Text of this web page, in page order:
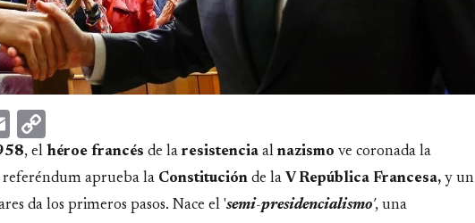
Email
Link
, el héroe francés de la resistencia al nazismo ve coronada la
referéndum aprueba la Constitución de la V República Francesa, y un
da los primeros pasos. Nace el 'semi-presidencialismo', una